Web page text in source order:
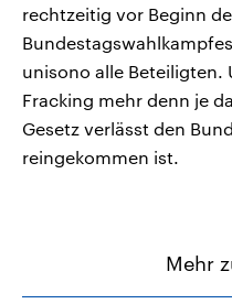
rechtzeitig vor Beginn
unisono alle
Fracking mehr denn je
Gesetz verlässt den
reingekommen ist.
Mehr